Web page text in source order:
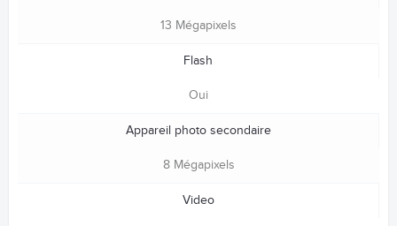
13 Mégapixels
Flash
Oui
Appareil photo secondaire
8 Mégapixels
Video